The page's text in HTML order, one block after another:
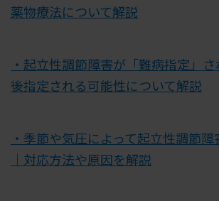
薬物療法について解説
・起立性調節障害が「難病指定」
後指定される可能性について解説
・季節や気圧によって起立性調節
｜対応方法や原因を解説